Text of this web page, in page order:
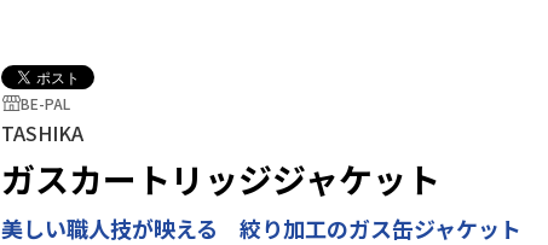
BE-PAL
TASHIKA
ガスカートリッジジャケット
美しい職人技が映える 絞り加工のガス缶ジャケット